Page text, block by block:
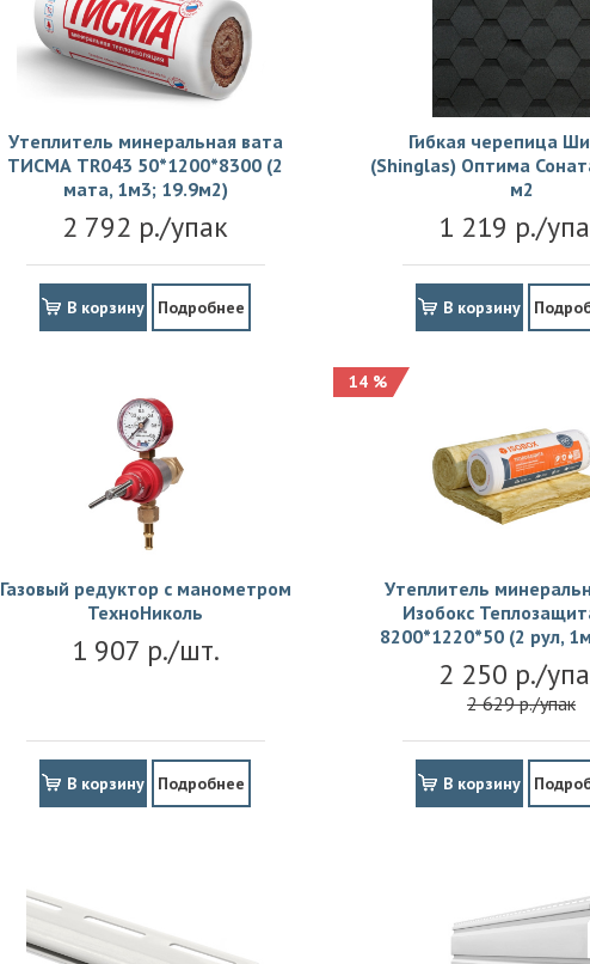
Утеплитель минеральная вата
ТИСМА TR043 50*1200*8300 (2
мата, 1м3; 19.9м2)
2 792 р./упак
В корзину Подробнее
Гибкая черепица
(Shinglas) Оптима
м2
1 219 р./
В корзину
Газовый редуктор с манометром
ТехноНиколь
1 907 р./шт.
В корзину Подробнее
14 %
Утеплитель
Изобокс
8200*1220*50 (2 рул,
2 250 р./
2 629 р./упак
В корзину